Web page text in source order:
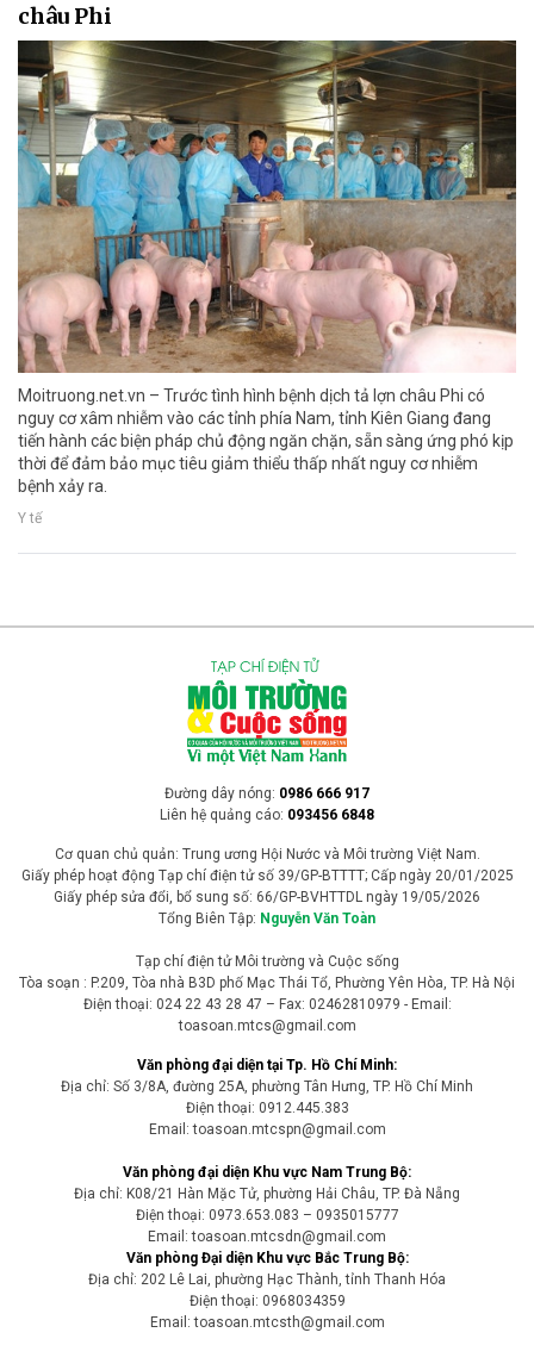
châu Phi
Moitruong.net.vn – Trước tình hình bệnh dịch tả lợn châu Phi có
nguy cơ xâm nhiễm vào các tỉnh phía Nam, tỉnh Kiên Giang đang
tiến hành các biện pháp chủ động ngăn chặn, sẵn sàng ứng phó kịp
thời để đảm bảo mục tiêu giảm thiểu thấp nhất nguy cơ nhiễm
bệnh xảy ra.
Y tế
Đường dây nóng: 0986 666 917
Liên hệ quảng cáo: 093456 6848
Cơ quan chủ quản: Trung ương Hội Nước và Môi trường Việt Nam.
Giấy phép hoạt động Tạp chí điện tử số 39/GP-BTTTT; Cấp ngày 20/01/2025
Giấy phép sửa đổi, bổ sung số: 66/GP-BVHTTDL ngày 19/05/2026
Tổng Biên Tập: Nguyễn Văn Toàn
Tạp chí điện tử Môi trường và Cuộc sống
Tòa soạn : P.209, Tòa nhà B3D phố Mạc Thái Tổ, Phường Yên Hòa, TP. Hà Nội
Điện thoại: 024 22 43 28 47 – Fax: 02462810979 - Email:
toasoan.mtcs@gmail.com
Văn phòng đại diện tại Tp. Hồ Chí Minh:
Địa chỉ: Số 3/8A, đường 25A, phường Tân Hưng, TP. Hồ Chí Minh
Điện thoại: 0912.445.383
Email: toasoan.mtcspn@gmail.com
Văn phòng đại diện Khu vực Nam Trung Bộ:
Địa chỉ: K08/21 Hàn Mặc Tử, phường Hải Châu, TP. Đà Nẵng
Điện thoại: 0973.653.083 – 0935015777
Email: toasoan.mtcsdn@gmail.com
Văn phòng Đại diện Khu vực Bắc Trung Bộ:
Địa chỉ: 202 Lê Lai, phường Hạc Thành, tỉnh Thanh Hóa
Điện thoại: 0968034359
Email: toasoan.mtcsth@gmail.com